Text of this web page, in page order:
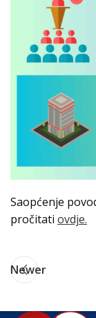
Saopćenje
pročitati ovdje.
Newer